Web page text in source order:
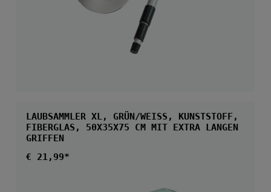
LAUBSAMMLER XL, GRÜN/WEISS, KUNSTSTOFF, F
IBERGLAS, 50X35X75 CM MIT EXTRA LANGEN G
RIFFEN
Regulärer Preis:
€ 21,99*